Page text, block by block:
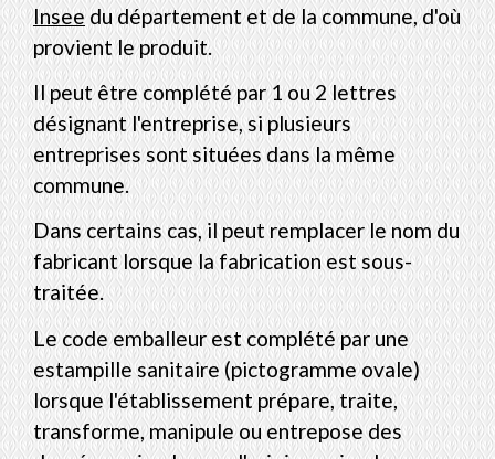
Inseedu département et de la commune, d'où
provient le produit.
Il peut être complété par 1 ou 2 lettres
désignant l'entreprise, si plusieurs
entreprises sont situées dans la même
commune.
Dans certains cas, il peut remplacer le nom du
fabricant lorsque la fabrication est sous-
traitée.
Le code emballeur est complété par une
estampille sanitaire (pictogramme ovale)
lorsque l'établissement prépare, traite,
transforme, manipule ou entrepose des